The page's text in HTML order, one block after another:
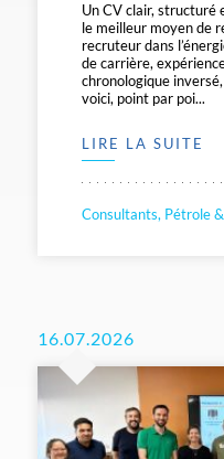
Un CV clair, structuré
le meilleur moyen de
recruteur dans
de carrière,
chronologique
voici, point par poi...
LIRE LA SUITE
Consultants, Pétrole
16.07.2026